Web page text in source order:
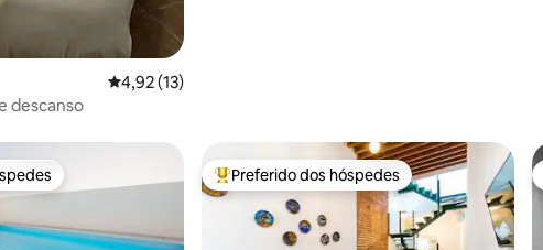
4,92 de uma avaliação média de 5, 13 avaliações
4,92 (13)
descanso
Entre os melhores preferidos dos hóspedes
Preferido dos hóspedes